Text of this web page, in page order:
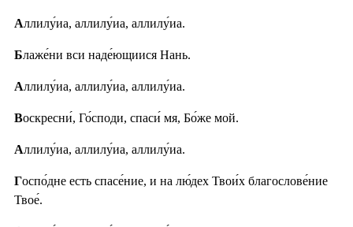
Аллилу́иа, аллилу́иа, аллилу́иа.
Блаже́ни вси наде́ющиися Нань.
Аллилу́иа, аллилу́иа, аллилу́иа.
Воскресни́, Го́споди, спаси́ мя, Бо́же мой.
Аллилу́иа, аллилу́иа, аллилу́иа.
Госпо́дне есть спасе́ние, и на лю́дех Твои́х благослове́ние
Твое́.